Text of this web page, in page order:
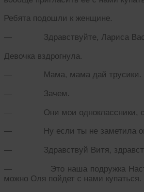
Ребята подошли к женщине.
— Здравствуйте, Лариса
Девочка вздрогнула.
— Мама, мама дай трусики.
— Зачем.
— Они мои одноклассники, они
— Ну если ты не заметила они
— Здравствуй Витя,
— Это наша подружка Настя.
можно Оля пойдет с нами купаться.